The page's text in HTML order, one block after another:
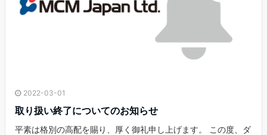
2022-03-01
取り扱い終了についてのお知らせ
平素は格別の高配を賜り、厚く御礼申し上げます。 この度、ダ